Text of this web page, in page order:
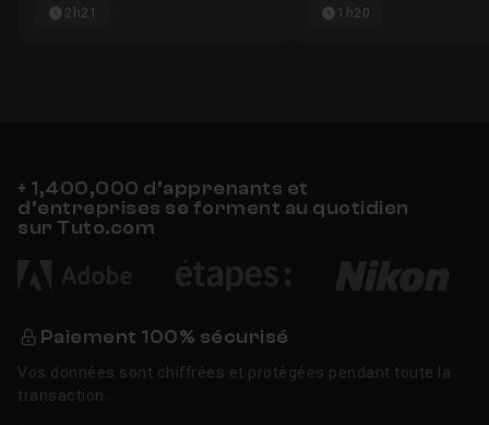
2h21 1h20
+ 1,400,000 d’apprenants et
d’entreprises se forment au quotidien
sur Tuto.com
Paiement 100% sécurisé
Vos données sont chiffrées et protégées pendant toute la
transaction.